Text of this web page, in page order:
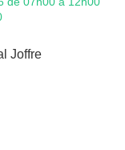
Joffre